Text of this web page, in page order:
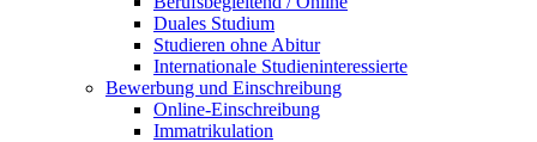
Duales Studium
Studieren ohne Abitur
Internationale Studieninteressierte
Bewerbung und Einschreibung
Online-Einschreibung
Immatrikulation